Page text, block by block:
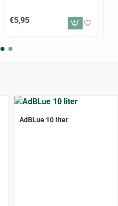
€5,95
ALLEEN AFHALEN
AdBLue 10 liter